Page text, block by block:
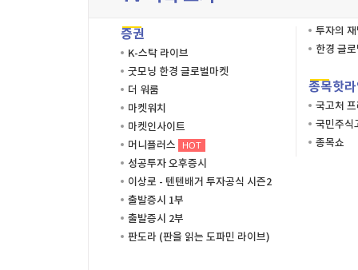
증권
K-스탁 라이브
굿모닝 한경 글로벌마켓
더 워룸
마켓워치
마켓인사이트
머니플러스
HOT
성공투자 오후증시
이상로 - 텐텐배거 투자공식 시즌2
출발증시 1부
출발증시 2부
판도라 (판을 읽는 도파민 라이브)
투자의
한경 글
종목핫
국고처
국민주식
종목쇼